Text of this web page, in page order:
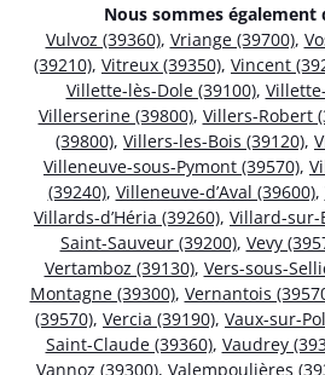
Nous sommes également
Vulvoz (39360), Vriange (39700),
(39210), Vitreux (39350), Vincent
Villette-lès-Dole (39100),
Villerserine (39800), Villers-Robert
(39800), Villers-les-Bois (39120),
Villeneuve-sous-Pymont (39570),
(39240), Villeneuve-d’Aval (39600),
Villards-d’Héria (39260), Villard-sur-
Saint-Sauveur (39200), Vevy
Vertamboz (39130), Vers-sous-
Montagne (39300), Vernantois
(39570), Vercia (39190), Vaux-sur-
Saint-Claude (39360), Vaudrey
Vannoz (39300), Valempoulières